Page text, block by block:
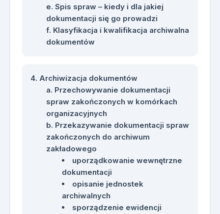
Spis spraw – kiedy i dla jakiej
dokumentacji się go prowadzi
Klasyfikacja i kwalifikacja archiwalna
dokumentów
Archiwizacja dokumentów
Przechowywanie dokumentacji
spraw zakończonych w komórkach
organizacyjnych
Przekazywanie dokumentacji spraw
zakończonych do archiwum
zakładowego
uporządkowanie wewnętrzne
dokumentacji
opisanie jednostek
archiwalnych
sporządzenie ewidencji